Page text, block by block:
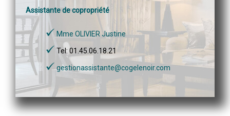
Assistante de copropriété
Mme OLIVIER Justine
Tel: 01.45.06.18.21
gestionassistante@cogelenoir.com